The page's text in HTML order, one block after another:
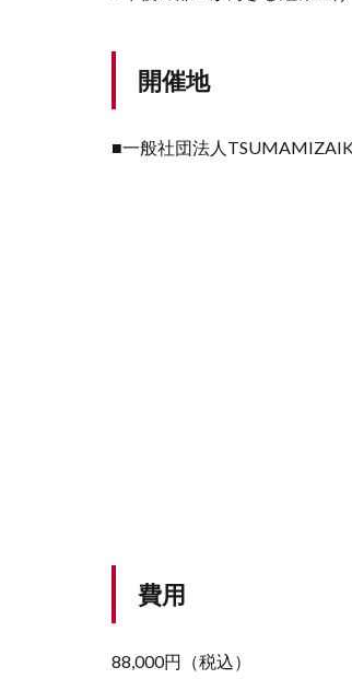
開催地
■一般社団法人
費用
88,000円（税込）